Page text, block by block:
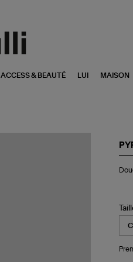
ACCESS & BEAUTÉ LUI MAISON